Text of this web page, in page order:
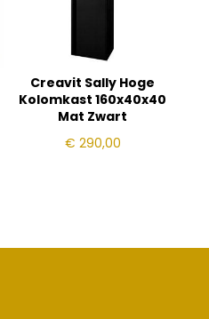
Creavit Sally Hoge
Kolomkast 160x40x40
Mat Zwart
€ 290,00